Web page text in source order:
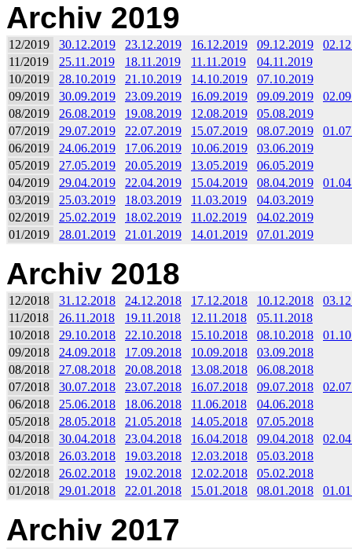
Archiv 2019
12/2019 30.12.2019 23.12.2019 16.12.2019 09.12.2019
11/2019
25.11.2019 18.11.2019 11.11.2019
04.11.2019
10/2019
28.10.2019 21.10.2019 14.10.2019
07.10.2019
09/2019
30.09.2019 23.09.2019 16.09.2019 09.09.2019
08/2019
26.08.2019 19.08.2019 12.08.2019
05.08.2019
07/2019
29.07.2019 22.07.2019 15.07.2019 08.07.2019
06/2019
24.06.2019 17.06.2019 10.06.2019
03.06.2019
05/2019
27.05.2019 20.05.2019 13.05.2019
06.05.2019
04/2019
29.04.2019 22.04.2019 15.04.2019 08.04.2019
03/2019
25.03.2019 18.03.2019 11.03.2019
04.03.2019
02/2019
25.02.2019 18.02.2019 11.02.2019
04.02.2019
01/2019
28.01.2019 21.01.2019 14.01.2019 07.01.2019
Archiv 2018
12/2018 31.12.2018 24.12.2018 17.12.2018 10.12.2018
11/2018
26.11.2018 19.11.2018 12.11.2018
05.11.2018
10/2018
29.10.2018 22.10.2018 15.10.2018 08.10.2018
09/2018
24.09.2018 17.09.2018 10.09.2018
03.09.2018
08/2018
27.08.2018 20.08.2018 13.08.2018
06.08.2018
07/2018
30.07.2018 23.07.2018 16.07.2018 09.07.2018
06/2018
25.06.2018 18.06.2018 11.06.2018
04.06.2018
05/2018
28.05.2018 21.05.2018 14.05.2018
07.05.2018
04/2018
30.04.2018 23.04.2018 16.04.2018 09.04.2018
03/2018
26.03.2018 19.03.2018 12.03.2018
05.03.2018
02/2018
26.02.2018 19.02.2018 12.02.2018
05.02.2018
01/2018
29.01.2018 22.01.2018 15.01.2018 08.01.2018
Archiv 2017